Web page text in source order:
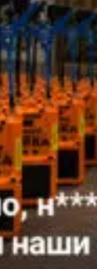
не ждать, вы
с нами, нажав на
телефона.
Ваша